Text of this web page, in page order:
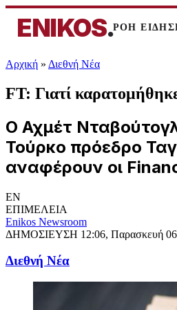
ENIKOS.ΡΟΗ
Αρχική » Διεθνή Νέα
FT: Γιατί
Ο Αχμέτ
Τούρκο πρόεδρο
αναφέρουν οι
EN
ΕΠΙΜΕΛΕΙΑ
Enikos Newsroom
ΔΗΜΟΣΙΕΥΣΗ 12:06, Παρασκευή
Διεθνή Νέα